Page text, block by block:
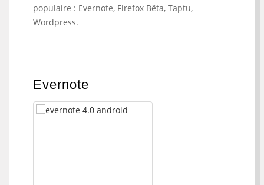
populaire : Evernote, Firefox Bêta, Taptu,
Wordpress.
Evernote